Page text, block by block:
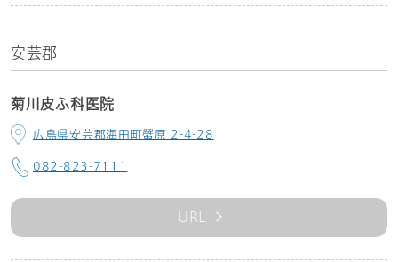
安芸郡
菊川皮ふ科医院
広島県安芸郡海田町蟹原 2-4-28
082-823-7111
URL